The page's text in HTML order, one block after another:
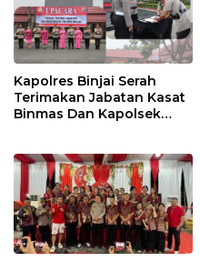
Kapolres Binjai Serah
Terimakan Jabatan Kasat
Binmas Dan Kapolsek